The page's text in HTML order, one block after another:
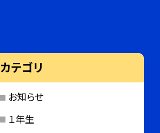
カテゴリ
お知らせ
１年生